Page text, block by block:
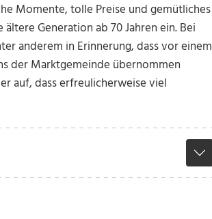
Momente, tolle Preise und gemütliches
Generation ab 70 Jahren ein. Bei
anderem in Erinnerung, dass vor einem
der Marktgemeinde übernommen
auf, dass erfreulicherweise viel